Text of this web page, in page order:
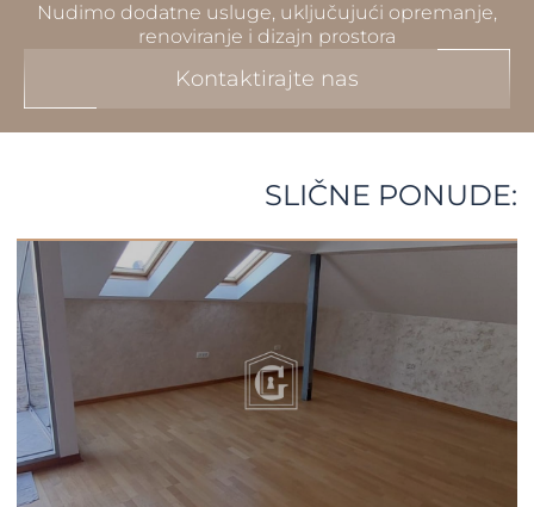
Nudimo dodatne usluge, uključujući opremanje,
renoviranje i dizajn prostora
Kontaktirajte nas
SLIČNE PONUDE: